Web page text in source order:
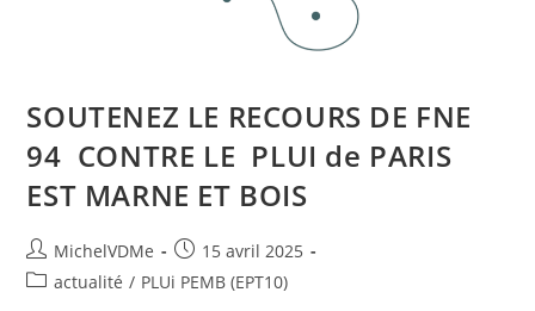
SOUTENEZ LE RECOURS DE FNE
94 CONTRE LE PLUI de PARIS
EST MARNE ET BOIS
MichelVDMe
15 avril 2025
actualité / PLUi PEMB (EPT10)